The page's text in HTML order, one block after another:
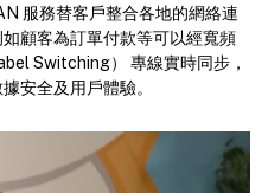
服務替客戶整合各地的網絡連
顧客為訂單付款等可以經寬頻
Switching） 專線實時同步，
安全及用戶體驗。